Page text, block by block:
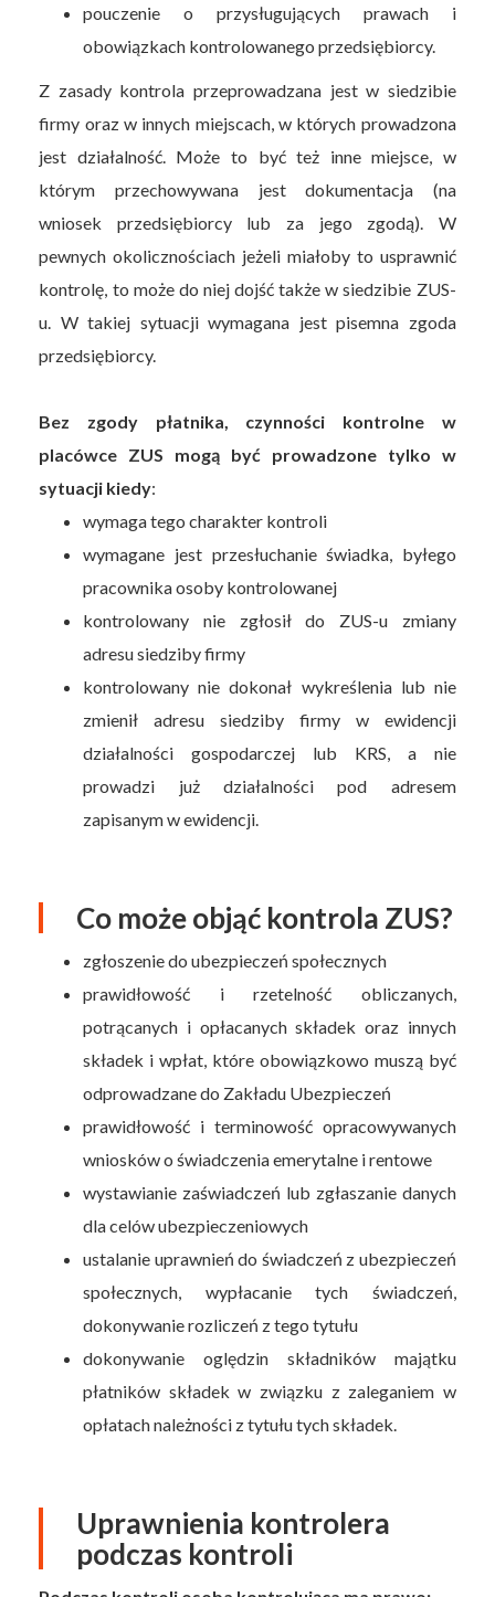
pouczenie o przysługujących prawach i
obowiązkach kontrolowanego przedsiębiorcy.
Z zasady kontrola przeprowadzana jest w siedzibie
firmy oraz w innych miejscach, w których prowadzona
jest działalność. Może to być też inne miejsce, w
którym przechowywana jest dokumentacja (na
wniosek przedsiębiorcy lub za jego zgodą). W
pewnych okolicznościach jeżeli miałoby to usprawnić
kontrolę, to może do niej dojść także w siedzibie ZUS-
u. W takiej sytuacji wymagana jest pisemna zgoda
przedsiębiorcy.
Bez zgody płatnika, czynności kontrolne w
placówce ZUS mogą być prowadzone tylko w
sytuacji kiedy:
wymaga tego charakter kontroli
wymagane jest przesłuchanie świadka, byłego
pracownika osoby kontrolowanej
kontrolowany nie zgłosił do ZUS-u zmiany
adresu siedziby firmy
kontrolowany nie dokonał wykreślenia lub nie
zmienił adresu siedziby firmy w ewidencji
działalności gospodarczej lub KRS, a nie
prowadzi już działalności pod adresem
zapisanym w ewidencji.
Co może objąć kontrola ZUS?
zgłoszenie do ubezpieczeń społecznych
prawidłowość i rzetelność obliczanych,
potrącanych i opłacanych składek oraz innych
składek i wpłat, które obowiązkowo muszą być
odprowadzane do Zakładu Ubezpieczeń
prawidłowość i terminowość opracowywanych
wniosków o świadczenia emerytalne i rentowe
wystawianie zaświadczeń lub zgłaszanie danych
dla celów ubezpieczeniowych
ustalanie uprawnień do świadczeń z ubezpieczeń
społecznych, wypłacanie tych świadczeń,
dokonywanie rozliczeń z tego tytułu
dokonywanie oględzin składników majątku
płatników składek w związku z zaleganiem w
opłatach należności z tytułu tych składek.
Uprawnienia kontrolera
podczas kontroli